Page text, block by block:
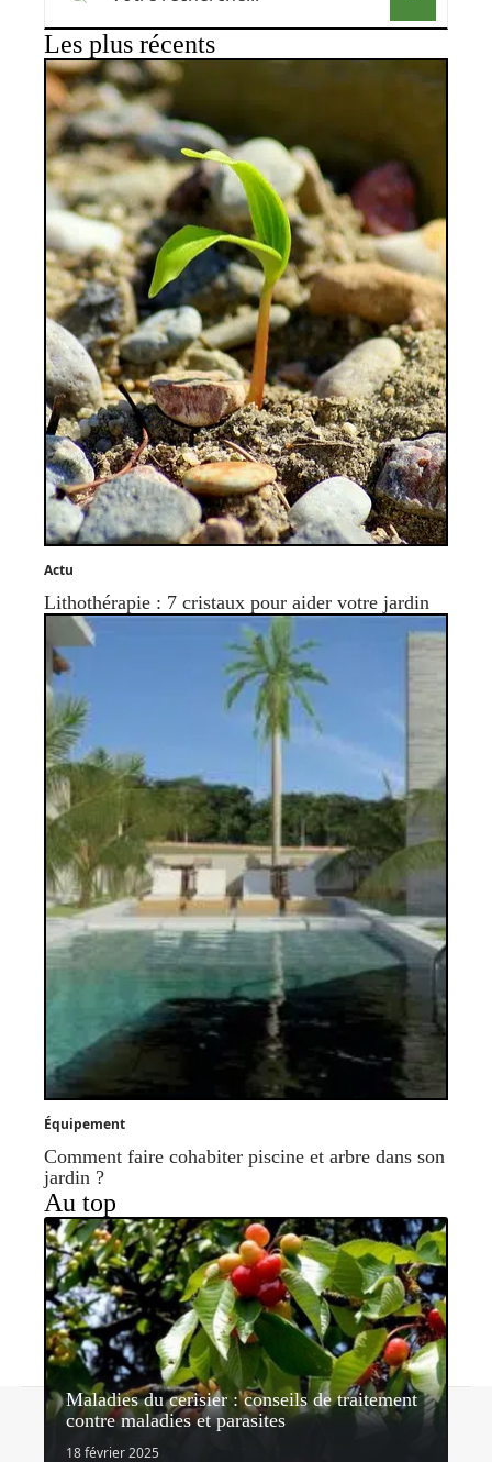
Les plus récents
Actu
Lithothérapie : 7 cristaux pour aider votre jardin
Équipement
Comment faire cohabiter piscine et arbre dans son
jardin ?
Au top
Maladies du cerisier : conseils de traitement
contre maladies et parasites
18 février 2025© 2026 | lemondedujardin.com
Contact Mentions légales Sitemap